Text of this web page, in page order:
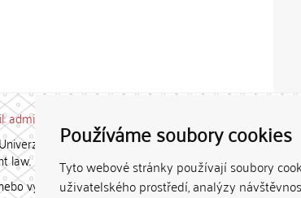
Používáme soubory cookies
Tyto webové stránky používají soubory
uživatelského prostředí, analýzy
admin-repozitar [at] cuni.cz
Karlovy. / Each constituent
law.
vydávány za studijní, vědeckou